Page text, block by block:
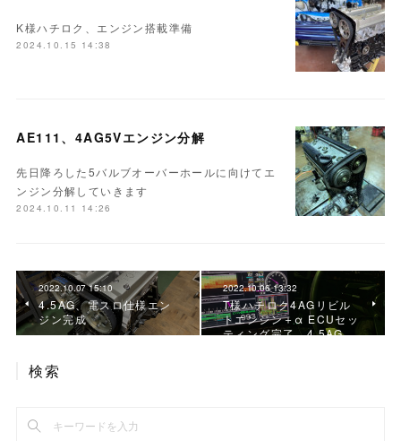
K様ハチロク、エンジン搭載準備
2024.10.15 14:38
AE111、4AG5Vエンジン分解
先日降ろした5バルブオーバーホールに向けてエ
ンジン分解していきます
2024.10.11 14:26
2022.10.07 15:10
4.5AG、電スロ仕様エン
ジン完成
2022.10.06 13:32
T様ハチロク4AGリビル
トエンジン＋α ECUセッ
ティング完了、4.5AG…
検索